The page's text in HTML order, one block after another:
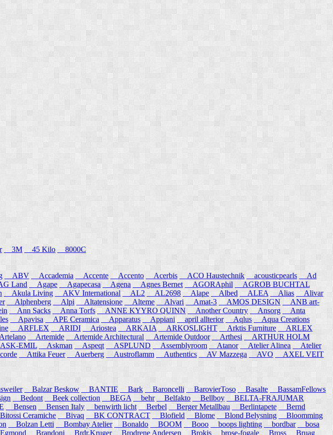
3M 45 Kilo 8000C
ABV Accademia Accente Accento Acerbis ACO Haustechnik acousticpearls
Ad
Land Agape Agapecasa Agena Agnes Bernet AGORAphil
AGROB BUCHTAL
Akula Living AKV International AL2 AL2698 Alape Albed ALEA Alias
Alivar
Alphenberg Alpi Altatensione Alteme Alvari Amat-3 AMOS DESIGN
ANB art-
Ann Sacks Anna Torfs ANNE KYYRO QUINN Another Country Ansorg
Anta
Apavisa APE Ceramica Apparatus Appiani april allterior Aqlus Aqua Creations
ARFLEX ARIDI Ariostea ARKAIA ARKOSLIGHT Arktis Furniture
ARLEX
Artemide Artemide Architectural Artemide Outdoor Arthesi
ARTHUR HOLM
EMIL Askman Aspeqt ASPLUND Assemblyroom Atanor Atelier Alinea
Atelier
Attika Feuer Auerberg Austroflamm Authentics AV Mazzega AVO
AXEL VEIT
Balzar Beskow BANTIE Bark Baroncelli BarovierToso Basalte
BassamFellows
Bedont Beek collection BEGA behr Belfakto Bellboy
BELTA-FRAJUMAR
Bensen Bensen Italy benwirth licht Berbel Berger Metallbau Berlintapete
Bernd
Ceramiche Bivaq BK CONTRACT Blofield Blome Blond Belysning
Bloomming
Bolzan Letti Bombay Atelier Bonaldo BOOM Booo boops lighting bordbar
bosa
Brandoni Brdr.Kruger Brodrene Andersen Brokis brose-fogale Bross Bruag